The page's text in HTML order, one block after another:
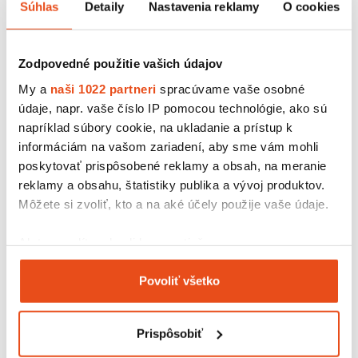
Súhlas Detaily Nastavenia reklamy O cookies
Zodpovedné použitie vašich údajov
My a naši 1022 partneri spracúvame vaše osobné
údaje, napr. vaše číslo IP pomocou technológie, ako sú
napríklad súbory cookie, na ukladanie a prístup k
informáciám na vašom zariadení, aby sme vám mohli
poskytovať prispôsobené reklamy a obsah, na meranie
reklamy a obsahu, štatistiky publika a vývoj produktov.
Môžete si zvoliť, kto a na aké účely použije vaše údaje.
Zhromažďovať informácie o vašej geografickej
polohe s presnosťou na niekoľko metrov
Identifikovať vaše zariadenie aktívnym
Povoliť všetko
Prispôsobiť
Cukrárska prepravka s vekom
500x262x68